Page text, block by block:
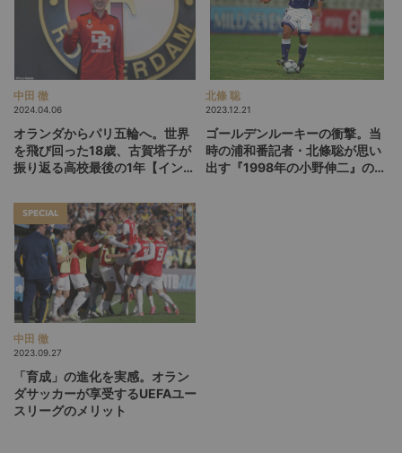
中田 徹
2024.04.06
オランダからパリ五輪へ。世界
を飛び回った18歳、古賀塔子が
振り返る高校最後の1年【インタ
北條 聡
2023.12.21
ゴールデンルーキーの衝撃。当
時の浦和番記者・北條聡が思い
出す『1998年の小野伸二』の記
SPECIAL
中田 徹
2023.09.27
「育成」の進化を実感。オラン
ダサッカーが享受するUEFAユー
スリーグのメリット